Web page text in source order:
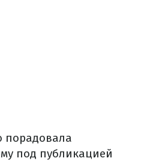
порадовала
под публикацией